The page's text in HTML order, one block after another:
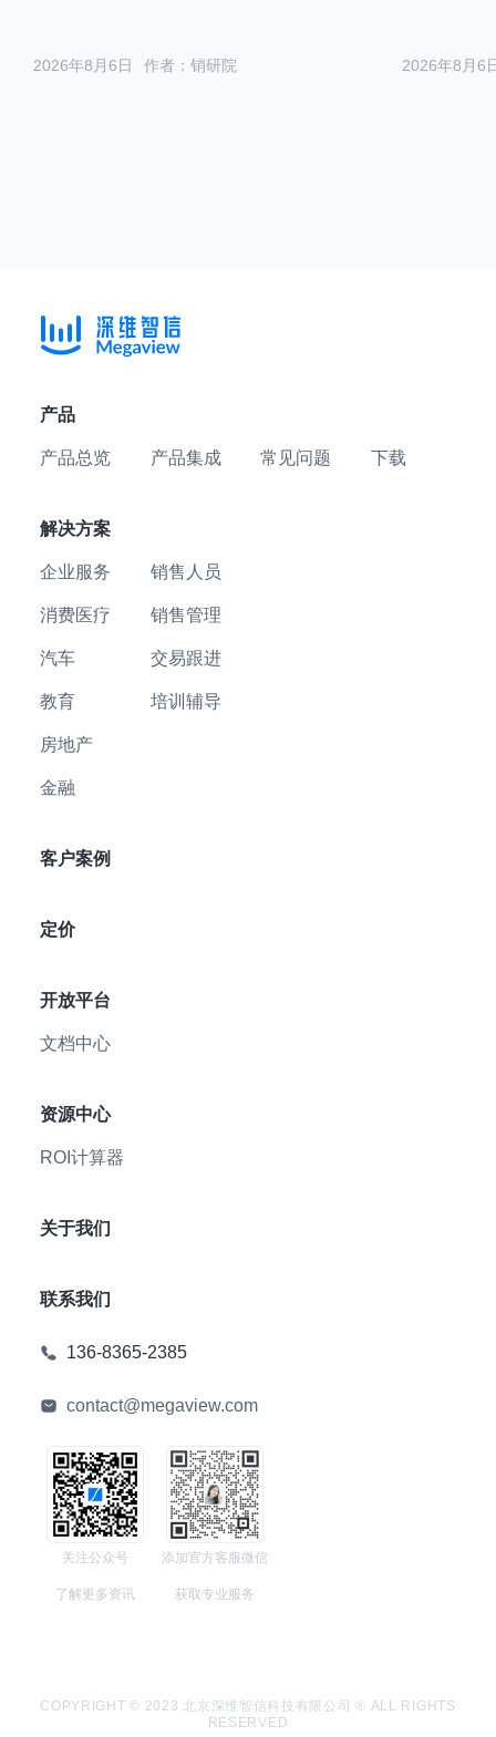
作者：销研院
2026年8月6日 2026年8月6
产品
产品总览 产品集成 常见问题 下载
解决方案
企业服务
消费医疗
汽车
教育
房地产
金融
销售人员
销售管理
交易跟进
培训辅导
客户案例
定价
开放平台
文档中心
资源中心
ROI计算器
关于我们
联系我们
136-8365-2385
contact@megaview.com
关注公众号
了解更多资讯
添加官方客服微信
获取专业服务
COPYRIGHT © 2023 北京深维智信科技有限公司 ® ALL RIGHTS
RESERVED